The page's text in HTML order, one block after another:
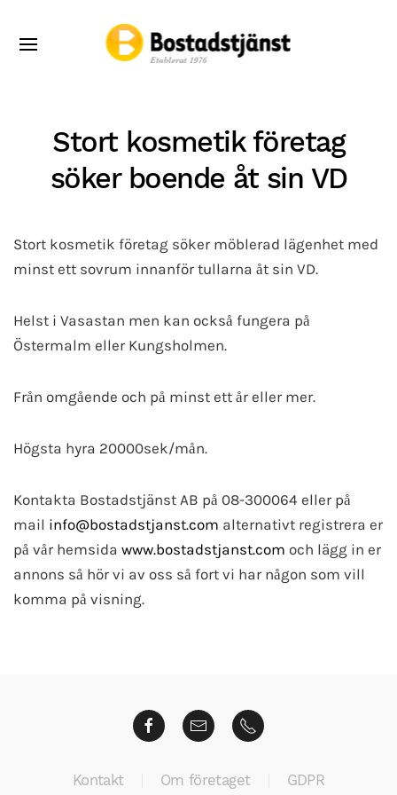
Stort kosmetik företag
söker boende åt sin VD
Stort kosmetik företag söker möblerad lägenhet med
minst ett sovrum innanför tullarna åt sin VD.
Helst i Vasastan men kan också fungera på
Östermalm eller Kungsholmen.
Från omgående och på minst ett år eller mer.
Högsta hyra 20000sek/mån.
Kontakta Bostadstjänst AB på 08-300064 eller på
mail info@bostadstjanst.com alternativt registrera er
på vår hemsida www.bostadstjanst.com och lägg in er
annons så hör vi av oss så fort vi har någon som vill
komma på visning.
Kontakt Om företaget GDPR